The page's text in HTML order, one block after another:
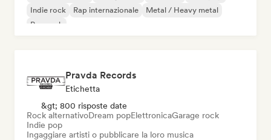
Indie rock
Rap internazionale
Metal / Heavy metal
Pop rock
Pravda Records
Etichetta
&gt; 800 risposte date
Rock alternativoDream popElettronicaGarage rock
Indie pop
Ingaggiare artisti o pubblicare la loro musica